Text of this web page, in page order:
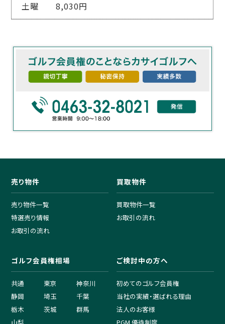
土曜 8,030円
売り物件
売り物件一覧
特選売り情報
お取引の流れ
買取物件
買取物件一覧
お取引の流れ
ゴルフ会員権相場
共通 東京
神奈川
静岡
埼玉
千葉
栃木
茨城
群馬
山梨
ご検討中の方へ
初めてのゴルフ会員権
当社の実績・選ばれる理由
法人のお客様
PGM 優待制度